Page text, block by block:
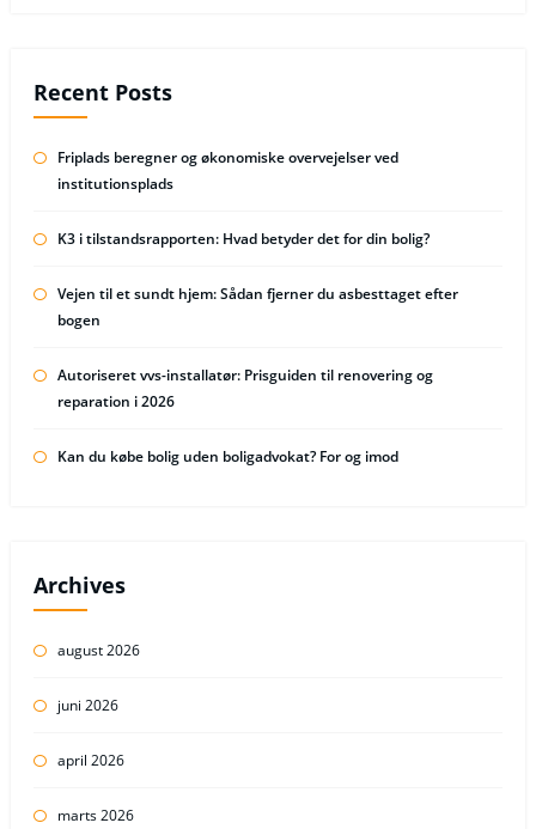
Recent Posts
Friplads beregner og økonomiske overvejelser ved
institutionsplads
K3 i tilstandsrapporten: Hvad betyder det for din bolig?
Vejen til et sundt hjem: Sådan fjerner du asbesttaget efter
bogen
Autoriseret vvs-installatør: Prisguiden til renovering og
reparation i 2026
Kan du købe bolig uden boligadvokat? For og imod
Archives
august 2026
juni 2026
april 2026
marts 2026